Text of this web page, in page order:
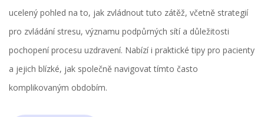
ucelený pohled na to, jak zvládnout tuto zátěž, včetně strategií
pro zvládání stresu, významu podpůrných sítí a důležitosti
pochopení procesu uzdravení. Nabízí i praktické tipy pro pacienty
a jejich blízké, jak společně navigovat tímto často
komplikovaným obdobím.